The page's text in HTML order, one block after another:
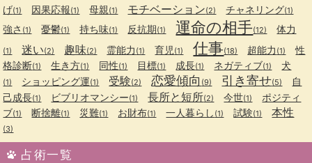
げ(1) 因果応報(1) 母親(1) モチベーション(2) チャネリング(1)
強さ (1) 憂鬱(1) 持ち味(1) 反抗期(1) 運命の相手(12) 体力
(1) 迷い(2) 趣味(2) 霊能力 (1) 育児 (1) 仕事(18) 超能力 (1)
性
格診断(1) 生き方(1) 同性(1) 目標(1) 成長(1) ネガティブ(1) 犬
(1) ショッピング運(1) 受験(2) 恋愛傾向 (9) 引き寄せ(5)
自
己成長(1) ビブリオマンシー(1) 長所と短所(2) 今世(1)
ポジティ
ブ(1) 断捨離(1) 災難(1) お財布(1) 一人暮らし (1) 試験(1) 本性
(3)
占術一覧